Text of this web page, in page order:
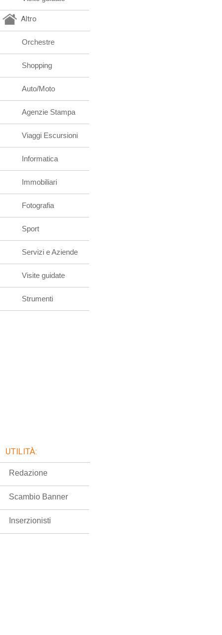
Altro
Orchestre
Shopping
Auto/Moto
Agenzie Stampa
Viaggi Escursioni
Informatica
Immobiliari
Fotografia
Sport
Servizi e Aziende
Visite guidate
Strumenti
UTILITÀ:
Redazione
Scambio Banner
Inserzionisti